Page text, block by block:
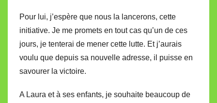
Pour lui, j’espère que nous la lancerons, cette
initiative. Je me promets en tout cas qu’un de ces
jours, je tenterai de mener cette lutte. Et j’aurais
voulu que depuis sa nouvelle adresse, il puisse en
savourer la victoire.
A Laura et à ses enfants, je souhaite beaucoup de